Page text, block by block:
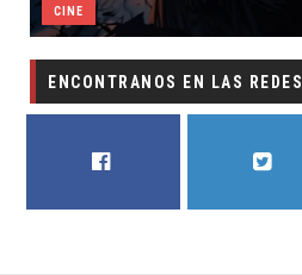
CINE
ENCONTRANOS EN LAS REDES